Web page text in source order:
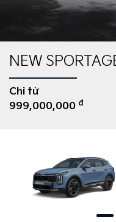
NEW
Chỉ từ
999,000,000 đ